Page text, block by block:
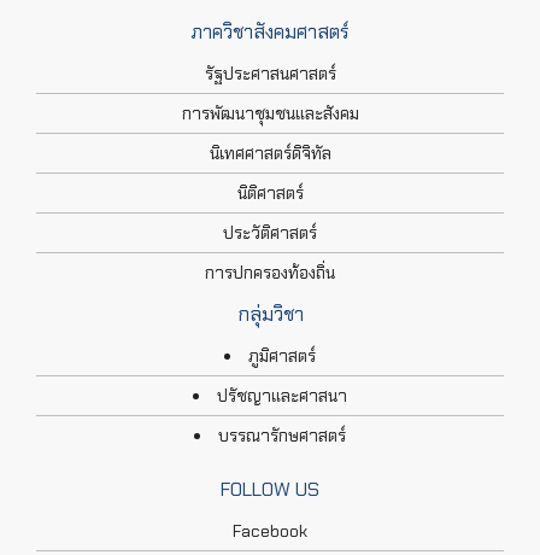
ภาควิชาสังคมศาสตร์
รัฐประศาสนศาสตร์
การพัฒนาชุมชนและสังคม
นิเทศศาสตร์ดิจิทัล
นิติศาสตร์
ประวัติศาสตร์
การปกครองท้องถิ่น
กลุ่มวิชา
ภูมิศาสตร์
ปรัชญาและศาสนา
บรรณารักษศาสตร์
FOLLOW US
Facebook